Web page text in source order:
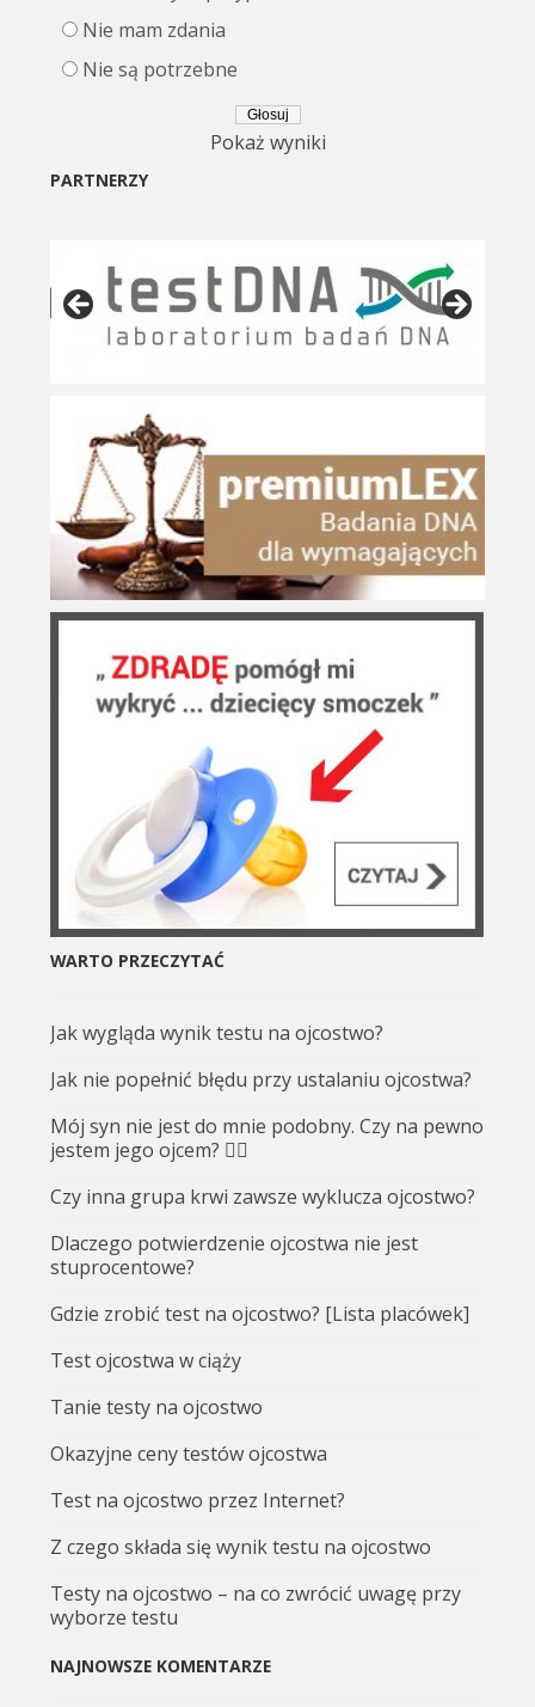
Nie mam zdania
Nie są potrzebne
Pokaż wyniki
PARTNERZY
WARTO PRZECZYTAĆ
Jak wygląda wynik testu na ojcostwo?
Jak nie popełnić błędu przy ustalaniu ojcostwa?
Mój syn nie jest do mnie podobny. Czy na pewno
jestem jego ojcem? 🤷‍♂️
Czy inna grupa krwi zawsze wyklucza ojcostwo?
Dlaczego potwierdzenie ojcostwa nie jest
stuprocentowe?
Gdzie zrobić test na ojcostwo? [Lista placówek]
Test ojcostwa w ciąży
Tanie testy na ojcostwo
Okazyjne ceny testów ojcostwa
Test na ojcostwo przez Internet?
Z czego składa się wynik testu na ojcostwo
Testy na ojcostwo – na co zwrócić uwagę przy
wyborze testu
NAJNOWSZE KOMENTARZE